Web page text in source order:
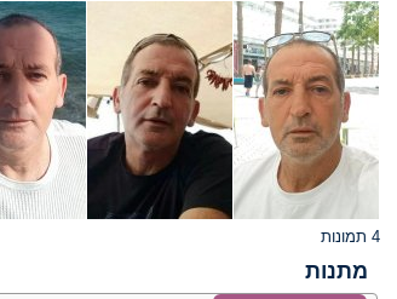
4 תמונות
מתנות